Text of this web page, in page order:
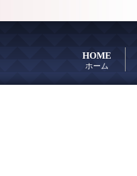
HOME
ホーム